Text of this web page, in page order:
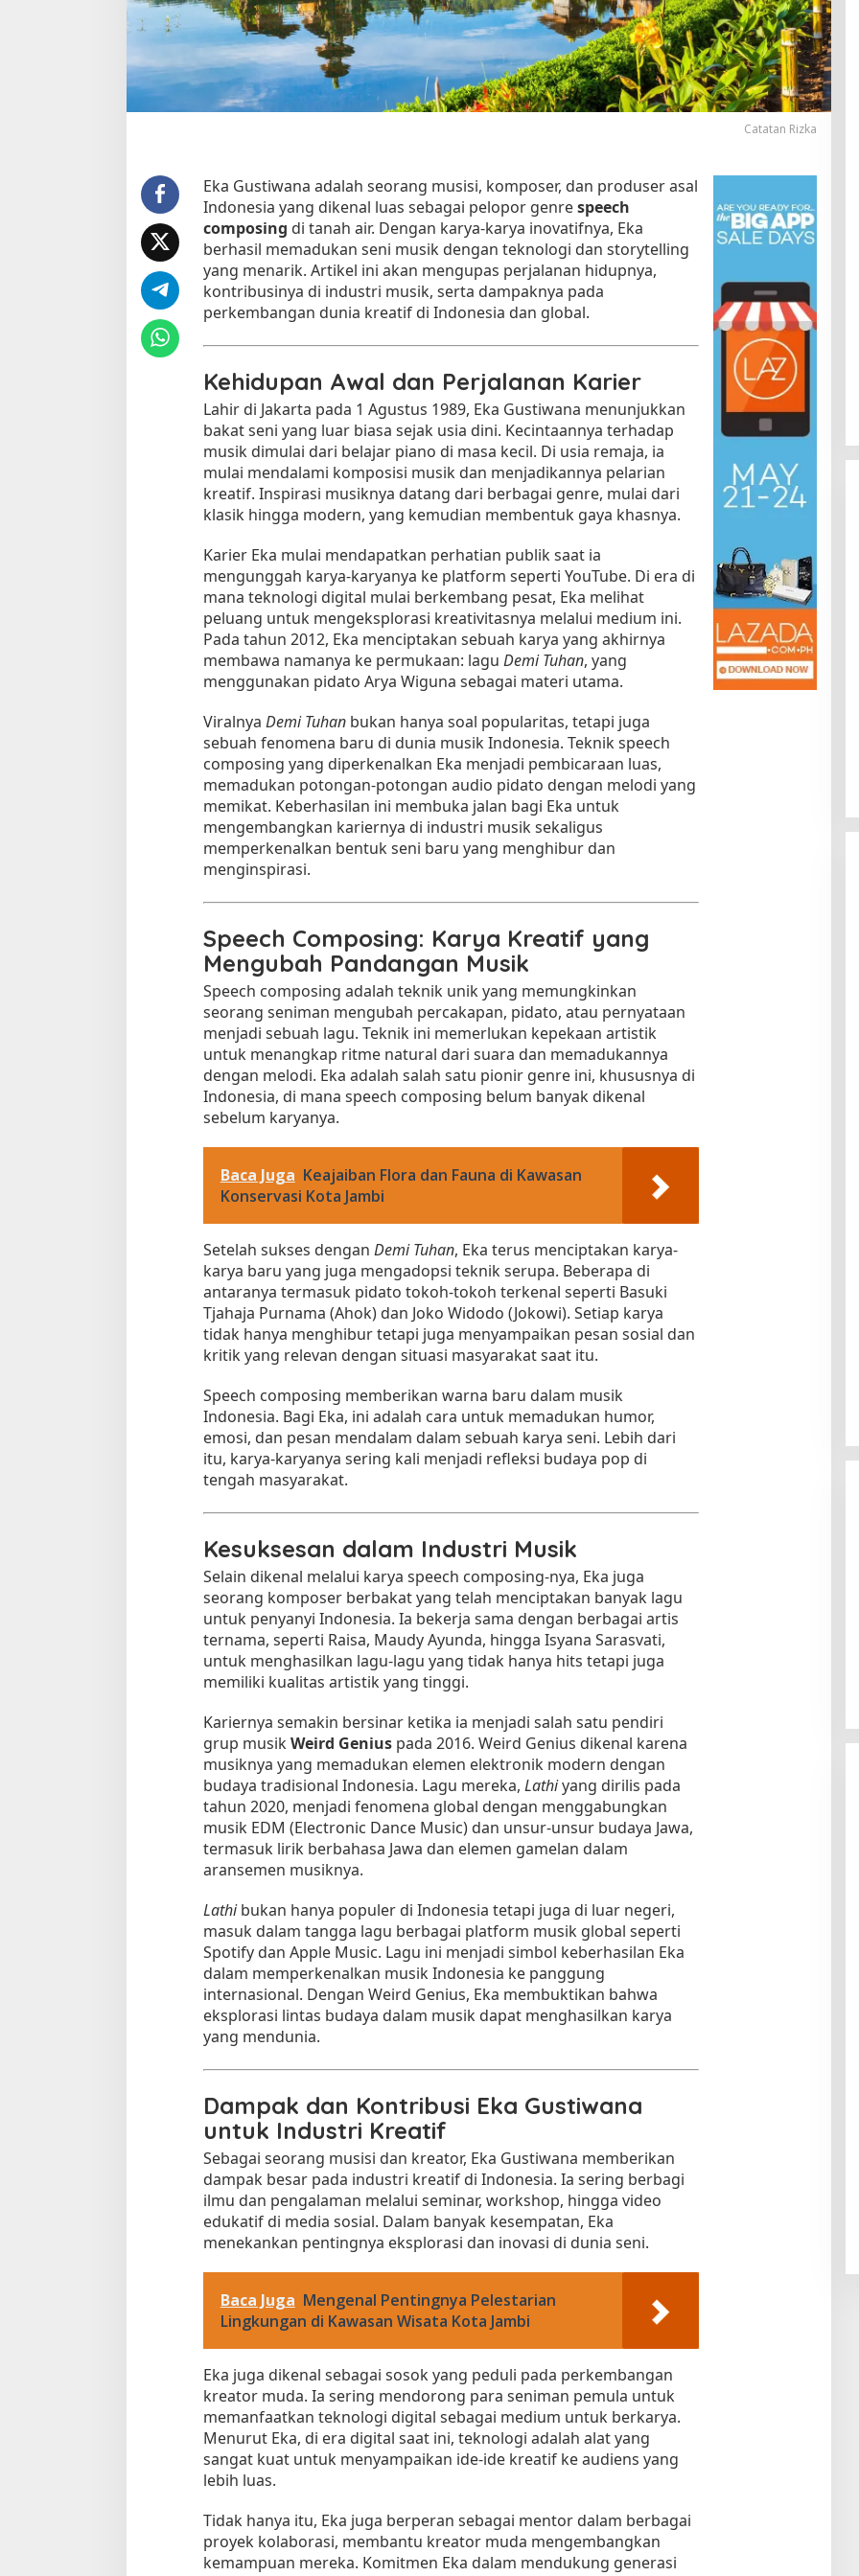
S
t
o
r
y
t
n
g
K
r
e
a
t
f
d
i
E
r
a
D
g
i
a
l
Catatan Rizka
Eka Gustiwana adalah seorang musisi, komposer, dan produser asal
Indonesia yang dikenal luas sebagai pelopor genrespeech
composing di tanah air. Dengan karya-karya inovatifnya, Eka
berhasil memadukan seni musik dengan teknologi dan storytelling
yang menarik. Artikel ini akan mengupas perjalanan hidupnya,
kontribusinya di industri musik, serta dampaknya pada
perkembangan dunia kreatif di Indonesia dan global.
Kehidupan Awal dan Perjalanan Karier
Lahir di Jakarta pada 1 Agustus 1989, Eka Gustiwana menunjukkan
bakat seni yang luar biasa sejak usia dini. Kecintaannya terhadap
musik dimulai dari belajar piano di masa kecil. Di usia remaja, ia
mulai mendalami komposisi musik dan menjadikannya pelarian
kreatif. Inspirasi musiknya datang dari berbagai genre, mulai dari
klasik hingga modern, yang kemudian membentuk gaya khasnya.
Karier Eka mulai mendapatkan perhatian publik saat ia
mengunggah karya-karyanya ke platform seperti YouTube. Di era di
mana teknologi digital mulai berkembang pesat, Eka melihat
peluang untuk mengeksplorasi kreativitasnya melalui medium ini.
Pada tahun 2012, Eka menciptakan sebuah karya yang akhirnya
membawa namanya ke permukaan: lagu Demi Tuhan, yang
menggunakan pidato Arya Wiguna sebagai materi utama.
Viralnya Demi Tuhanbukan hanya soal popularitas, tetapi juga
sebuah fenomena baru di dunia musik Indonesia. Teknik speech
composing yang diperkenalkan Eka menjadi pembicaraan luas,
memadukan potongan-potongan audio pidato dengan melodi yang
memikat. Keberhasilan ini membuka jalan bagi Eka untuk
mengembangkan kariernya di industri musik sekaligus
memperkenalkan bentuk seni baru yang menghibur dan
menginspirasi.
Speech Composing: Karya Kreatif yang
Mengubah Pandangan Musik
Speech composing adalah teknik unik yang memungkinkan
seorang seniman mengubah percakapan, pidato, atau pernyataan
menjadi sebuah lagu. Teknik ini memerlukan kepekaan artistik
untuk menangkap ritme natural dari suara dan memadukannya
dengan melodi. Eka adalah salah satu pionir genre ini, khususnya di
Indonesia, di mana speech composing belum banyak dikenal
sebelum karyanya.
Baca Juga Keajaiban Flora dan Fauna di Kawasan
Konservasi Kota Jambi
Setelah sukses dengan Demi Tuhan, Eka terus menciptakan karya-
karya baru yang juga mengadopsi teknik serupa. Beberapa di
antaranya termasuk pidato tokoh-tokoh terkenal seperti Basuki
Tjahaja Purnama (Ahok) dan Joko Widodo (Jokowi). Setiap karya
tidak hanya menghibur tetapi juga menyampaikan pesan sosial dan
kritik yang relevan dengan situasi masyarakat saat itu.
Speech composing memberikan warna baru dalam musik
Indonesia. Bagi Eka, ini adalah cara untuk memadukan humor,
emosi, dan pesan mendalam dalam sebuah karya seni. Lebih dari
itu, karya-karyanya sering kali menjadi refleksi budaya pop di
tengah masyarakat.
Kesuksesan dalam Industri Musik
Selain dikenal melalui karya speech composing-nya, Eka juga
seorang komposer berbakat yang telah menciptakan banyak lagu
untuk penyanyi Indonesia. Ia bekerja sama dengan berbagai artis
ternama, seperti Raisa, Maudy Ayunda, hingga Isyana Sarasvati,
untuk menghasilkan lagu-lagu yang tidak hanya hits tetapi juga
memiliki kualitas artistik yang tinggi.
Kariernya semakin bersinar ketika ia menjadi salah satu pendiri
grup musikWeird Geniuspada 2016. Weird Genius dikenal karena
musiknya yang memadukan elemen elektronik modern dengan
budaya tradisional Indonesia. Lagu mereka, Lathiyang dirilis pada
tahun 2020, menjadi fenomena global dengan menggabungkan
musik EDM (Electronic Dance Music) dan unsur-unsur budaya Jawa,
termasuk lirik berbahasa Jawa dan elemen gamelan dalam
aransemen musiknya.
Lathibukan hanya populer di Indonesia tetapi juga di luar negeri,
masuk dalam tangga lagu berbagai platform musik global seperti
Spotify dan Apple Music. Lagu ini menjadi simbol keberhasilan Eka
dalam memperkenalkan musik Indonesia ke panggung
internasional. Dengan Weird Genius, Eka membuktikan bahwa
eksplorasi lintas budaya dalam musik dapat menghasilkan karya
yang mendunia.
Dampak dan Kontribusi Eka Gustiwana
untuk Industri Kreatif
Sebagai seorang musisi dan kreator, Eka Gustiwana memberikan
dampak besar pada industri kreatif di Indonesia. Ia sering berbagi
ilmu dan pengalaman melalui seminar, workshop, hingga video
edukatif di media sosial. Dalam banyak kesempatan, Eka
menekankan pentingnya eksplorasi dan inovasi di dunia seni.
Baca Juga Mengenal Pentingnya Pelestarian
Lingkungan di Kawasan Wisata Kota Jambi
Eka juga dikenal sebagai sosok yang peduli pada perkembangan
kreator muda. Ia sering mendorong para seniman pemula untuk
memanfaatkan teknologi digital sebagai medium untuk berkarya.
Menurut Eka, di era digital saat ini, teknologi adalah alat yang
sangat kuat untuk menyampaikan ide-ide kreatif ke audiens yang
lebih luas.
Tidak hanya itu, Eka juga berperan sebagai mentor dalam berbagai
proyek kolaborasi, membantu kreator muda mengembangkan
kemampuan mereka. Komitmen Eka dalam mendukung generasi
Tempat Makan All You Can Eat di
3 Januari 2025
Tempat Makan di Kota Baru Jambi
Di Daerah, Jambi, Travel | 3 Januari 2025
Tempat Makan Kepiting di Jambi
Di Daerah, Jambi, Travel | 3 Januari 2025